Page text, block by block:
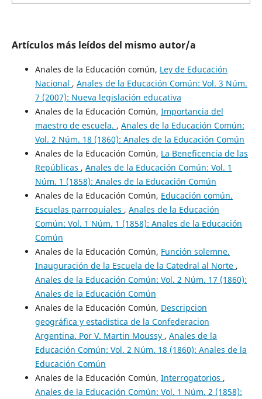
Artículos más leídos del mismo autor/a
Anales de la Educación común, Ley de Educación
Nacional , Anales de la Educación Común: Vol. 3 Núm.
7 (2007): Nueva legislación educativa
Anales de la Educación Común, Importancia del
maestro de escuela. , Anales de la Educación Común:
Vol. 2 Núm. 18 (1860): Anales de la Educación Común
Anales de la Educación Común, La Beneficencia de las
Repúblicas , Anales de la Educación Común: Vol. 1
Núm. 1 (1858): Anales de la Educación Común
Anales de la Educación Común, Educación común.
Escuelas parroquiales , Anales de la Educación
Común: Vol. 1 Núm. 1 (1858): Anales de la Educación
Común
Anales de la Educación Común, Función solemne.
Inauguración de la Escuela de la Catedral al Norte ,
Anales de la Educación Común: Vol. 2 Núm. 17 (1860):
Anales de la Educación Común
Anales de la Educación Común, Descripcion
geográfica y estadistica de la Confederacion
Argentina. Por V. Martin Moussy , Anales de la
Educación Común: Vol. 2 Núm. 18 (1860): Anales de la
Educación Común
Anales de la Educación Común, Interrogatorios ,
Anales de la Educación Común: Vol. 1 Núm. 2 (1858):